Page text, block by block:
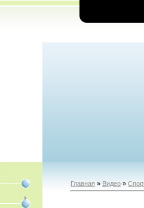
Главная » Видео »